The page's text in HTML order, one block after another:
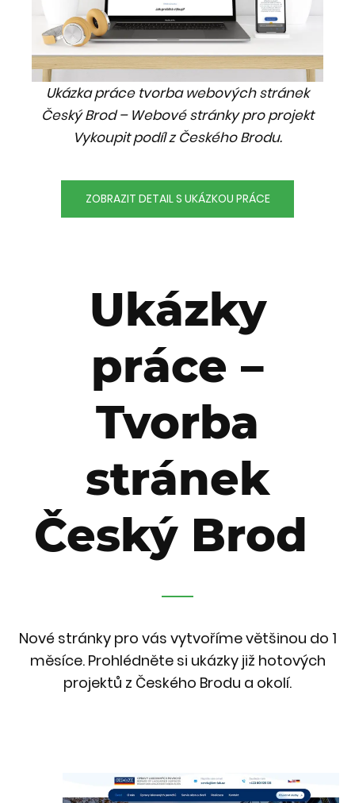
Ukázka práce tvorba webových stránek
Český Brod – Webové stránky pro projekt
Vykoupit podíl z Českého Brodu.
ZOBRAZIT DETAIL S UKÁZKOU PRÁCE
Ukázky
práce –
Tvorba
stránek
Český Brod
Nové stránky pro vás vytvoříme většinou do 1
měsíce. Prohlédněte si ukázky již hotových
projektů z Českého Brodu a okolí.